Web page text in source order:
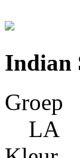
Indian
Groep
LA